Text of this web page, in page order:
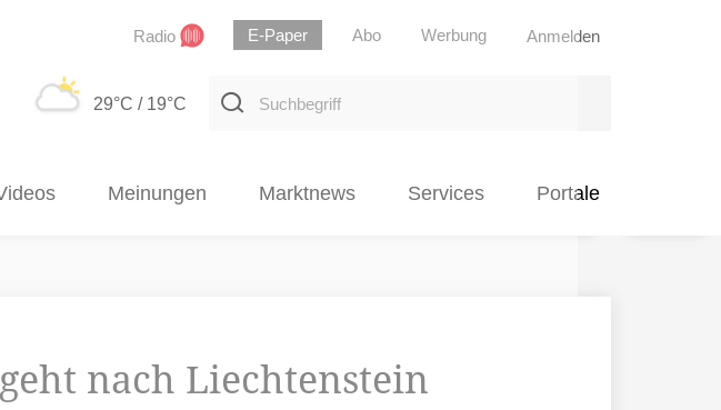
Radio E-Paper Abo Werbung Anmelden
29°C / 19°C
Suchbegriff
Meinungen Marktnews Services Portale
nach Liechtenstein